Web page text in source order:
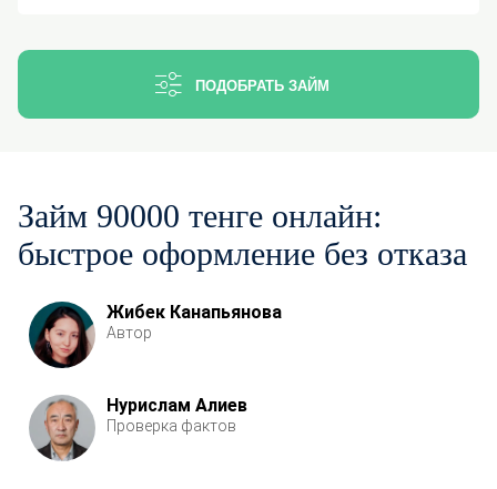
ПОДОБРАТЬ ЗАЙМ
Займ 90000 тенге онлайн:
быстрое оформление без отказа
Жибек Канапьянова
Автор
Нурислам Алиев
Проверка фактов